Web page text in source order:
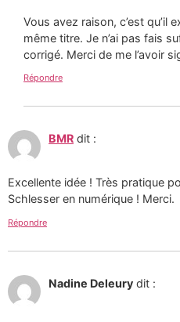
Vous avez raison, c’est qu’il
même titre. Je n’ai pas fais
corrigé. Merci de me l’avoir
Répondre
BMR dit :
Excellente idée ! Très pratique
Schlesser en numérique ! Merci.
Répondre
Nadine Deleury dit :